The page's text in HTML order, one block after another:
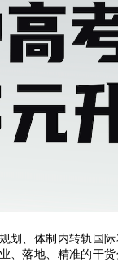
划、体制内转轨国
、落地、精准的干